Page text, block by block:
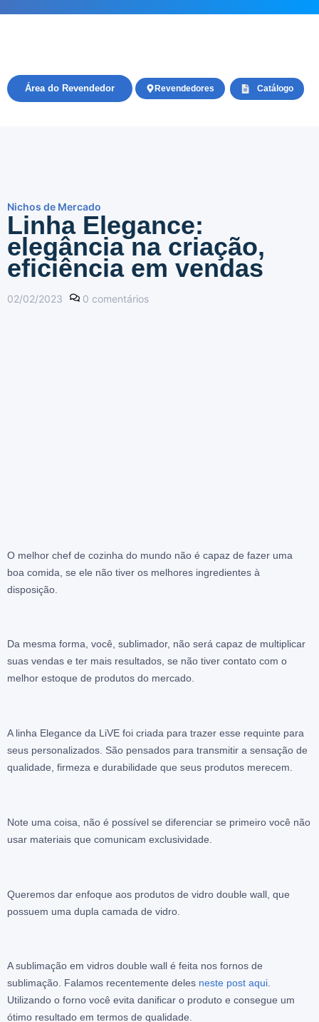
Catálogo
Revendedores
Área do Revendedor
Nichos de Mercado
Linha Elegance:
elegância na criação,
eficiência em vendas
02/02/2023 0 comentários
O melhor chef de cozinha do mundo não é capaz de fazer uma
boa comida, se ele não tiver os melhores ingredientes à
disposição.
Da mesma forma, você, sublimador, não será capaz de multiplicar
suas vendas e ter mais resultados, se não tiver contato com o
melhor estoque de produtos do mercado.
A linha Elegance da LiVE foi criada para trazer esse requinte para
seus personalizados. São pensados para transmitir a sensação de
qualidade, firmeza e durabilidade que seus produtos merecem.
Note uma coisa, não é possível se diferenciar se primeiro você não
usar materiais que comunicam exclusividade.
Queremos dar enfoque aos produtos de vidro double wall, que
possuem uma dupla camada de vidro.
A sublimação em vidros double wall é feita nos fornos de
sublimação. Falamos recentemente deles neste post aqui.
Utilizando o forno você evita danificar o produto e consegue um
ótimo resultado em termos de qualidade.